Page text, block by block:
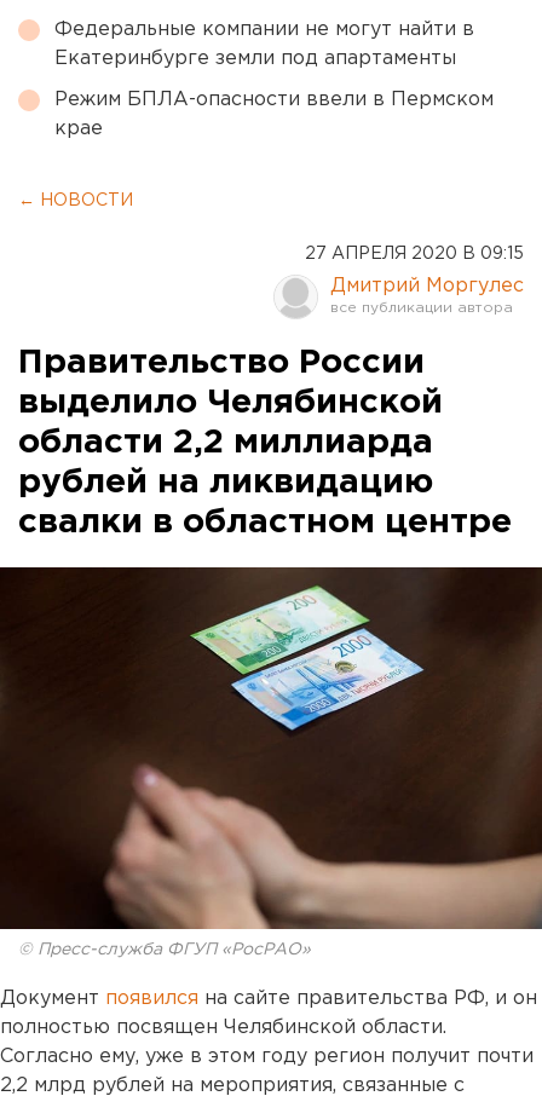
Федеральные компании не могут найти в
Екатеринбурге земли под апартаменты
Режим БПЛА-опасности ввели в Пермском
крае
← НОВОСТИ
27 АПРЕЛЯ 2020 В 09:15
Дмитрий Моргулес
Правительство России
выделило Челябинской
области 2,2 миллиарда
рублей на ликвидацию
свалки в областном центре
© Пресс-служба ФГУП «РосРАО»
Документ появился на сайте правительства РФ, и он
полностью посвящен Челябинской области.
Согласно ему, уже в этом году регион получит почти
2,2 млрд рублей на мероприятия, связанные с